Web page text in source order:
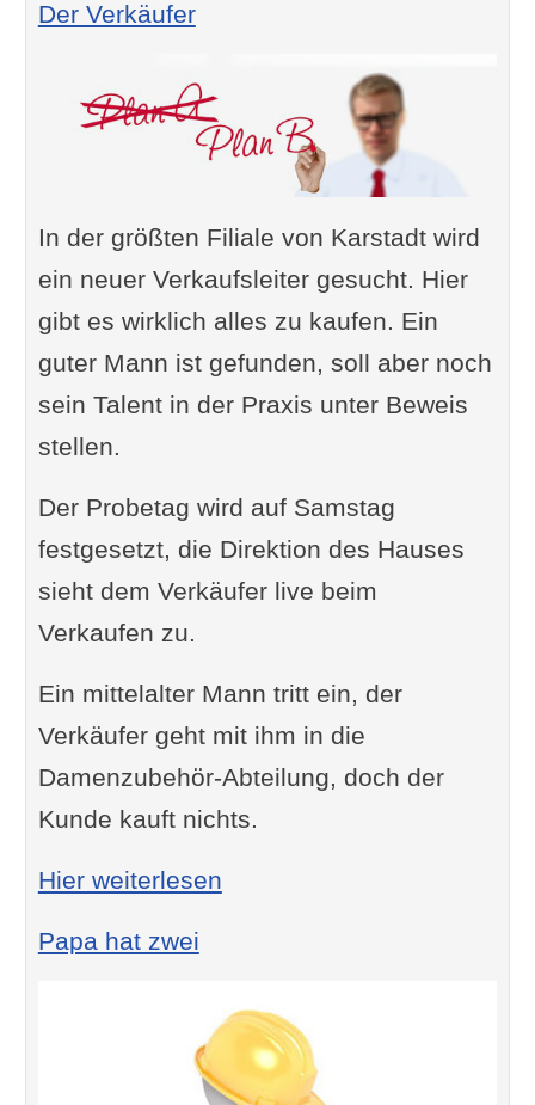
Der Verkäufer
In der größten Filiale von Karstadt wird
ein neuer Verkaufsleiter gesucht. Hier
gibt es wirklich alles zu kaufen. Ein
guter Mann ist gefunden, soll aber noch
sein Talent in der Praxis unter Beweis
stellen.
Der Probetag wird auf Samstag
festgesetzt, die Direktion des Hauses
sieht dem Verkäufer live beim
Verkaufen zu.
Ein mittelalter Mann tritt ein, der
Verkäufer geht mit ihm in die
Damenzubehör-Abteilung, doch der
Kunde kauft nichts.
Hier weiterlesen: Der Verkäufer
Papa hat zwei